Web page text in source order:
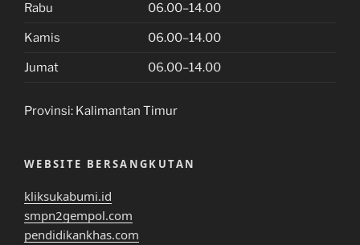
Rabu 06.00–14.00
Kamis 06.00–14.00
Jumat 06.00–14.00
Provinsi: Kalimantan Timur
WEBSITE BERSANGKUTAN
kliksukabumi.id
smpn2gempol.com
pendidikankhas.com